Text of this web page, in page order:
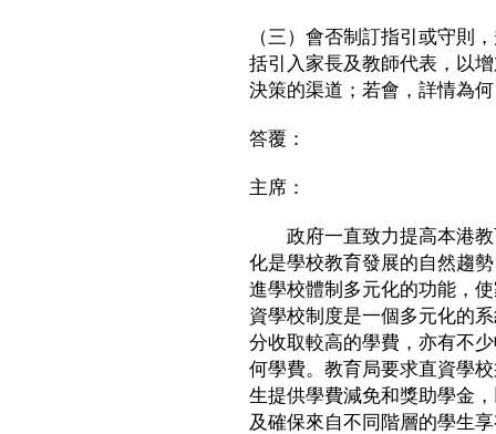
（三）會否制訂指引或守則
括引入家長及教師代表，以
決策的渠道；若會，詳情為
答覆：
主席：
政府一直致力提高本港教
化是學校教育發展的自然趨
進學校體制多元化的功能，
資學校制度是一個多元化的
分收取較高的學費，亦有不
何學費。教育局要求直資學
生提供學費減免和獎助學金
及確保來自不同階層的學生